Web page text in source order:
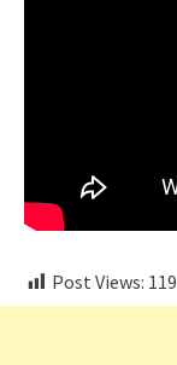
Post Views: 119